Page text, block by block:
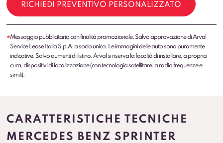
RICHIEDI PREVENTIVO PERSONALIZZATO
*Messaggio pubblicitario con finalità promozionale. Salvo approvazione di Arval
Service Lease Italia S.p.A. a socio unico. Le immagini delle auto sono puramente
indicative. Salvo aumenti di listino. Arval si riserva la facoltà di installare, a propria
cura, dispositivi di localizzazione (con tecnologia satellitare, a radio frequenze e
simili).
CARATTERISTICHE TECNICHE
MERCEDES BENZ SPRINTER